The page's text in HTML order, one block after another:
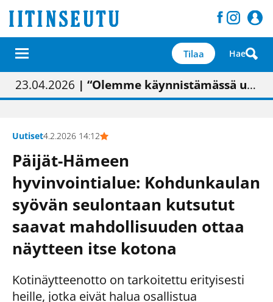
Tilaa Hae
01.02.2026 | Painon vaihtumisen pitäisi näkyä hieman parempana painojäljen laatuna lehdessä
05.02.2026 | Uudistettu kunnantalo on valoisa
23.04.2026 | “Olemme käynnistämässä uudelleen keskustavisiotyön”
09.05.2026| "Maalla on totuttu elämään omavaraisemmin kuin kaupungissa"
Uutiset4.2.2026 14:12
Päijät-Hämeen
hyvinvointialue: Kohdunkaulan
syövän seulontaan kutsutut
saavat mahdollisuuden ottaa
näytteen itse kotona
Kotinäytteenotto on tarkoitettu erityisesti
heille, jotka eivät halua osallistua